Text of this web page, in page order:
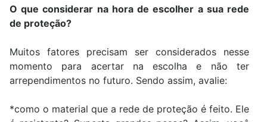
O que considerar na hora de escolher a sua rede
de proteção?
Muitos fatores precisam ser considerados nesse
momento para acertar na escolha e não ter
arrependimentos no futuro. Sendo assim, avalie:
*como o material que a rede de proteção é feito. Ele